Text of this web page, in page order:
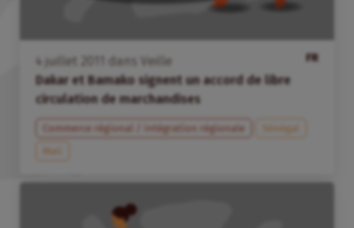
FR
4 juillet dans
Veille
Dakar et Bamako signent un accord de libre
circulation de marchandises
Commerce régional / intégration régionale
Sénégal
Mali